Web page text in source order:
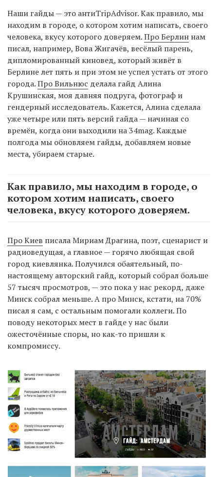
Наши гайды — это антиTripAdvisor. Как правило, мы
находим в городе, о котором хотим написать, своего
человека, вкусу которого доверяем.Про Берлин нам
писал, например, Вова Жигачёв, весёлый парень,
дипломированный киновед, который живёт в
Берлине лет пять и при этом не успел устать от этого
города.Про Вильнюс делала гайд Алина
Крушинская, моя давняя подруга, фотограф и
гендерный исследователь. Кажется, Алина сделала
уже четыре или пять версий гайда — начиная со
времён, когда они выходили на 34mag. Каждые
полгода мы обновляем гайды, добавляем новые
места, убираем старые.
Как правило, мы находим в городе, о
котором хотим написать, своего
человека, вкусу которого доверяем.
Про Киев писала Мириам Драгина, поэт, сценарист и
радиоведущая, а главное — горячо любящая свой
город киевлянка. Получился обаятельный, по-
настоящему авторский гайд, который собрал больше
57 тысяч просмотров, — это пока у нас рекорд, даже
Минск собрал меньше. А про Минск, кстати, на 70%
писал я сам, с остальным помогали коллеги. По
поводу некоторых мест в гайде у нас были
ожесточённые споры, но как-то пришли к
компромиссу.